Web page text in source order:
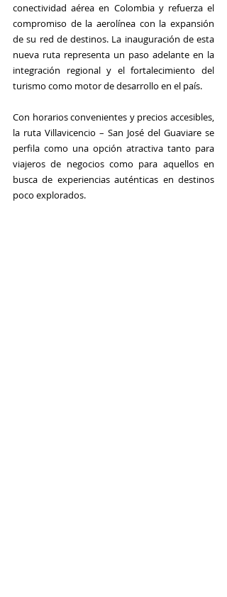
conectividad aérea en Colombia y refuerza el
compromiso de la aerolínea con la expansión
de su red de destinos. La inauguración de esta
nueva ruta representa un paso adelante en la
integración regional y el fortalecimiento del
turismo como motor de desarrollo en el país.
Con horarios convenientes y precios accesibles,
la ruta Villavicencio – San José del Guaviare se
perfila como una opción atractiva tanto para
viajeros de negocios como para aquellos en
busca de experiencias auténticas en destinos
poco explorados.